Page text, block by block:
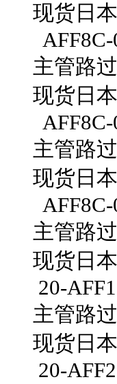
现货日
主管路
现货日
AFF8C-
主管路
现货日
主管路
现货日
20-
主管路
现货日
20-